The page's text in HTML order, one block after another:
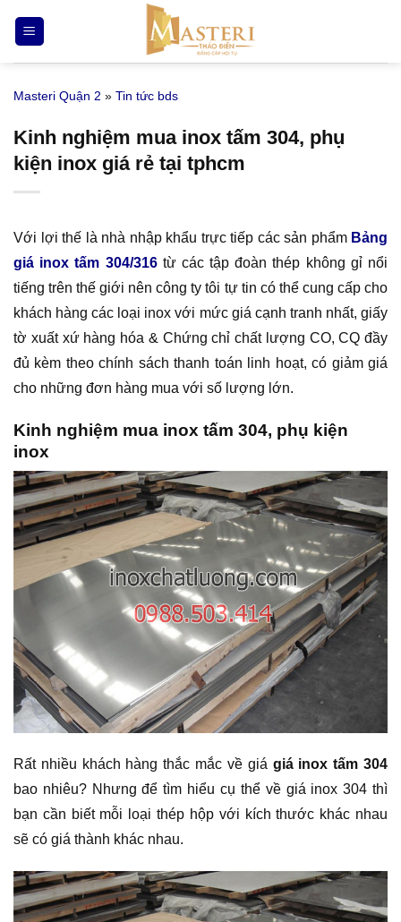
qua
nội
Masteri Quận 2 » Tin tức bds
Kinh nghiệm mua inox tấm 304, phụ
kiện inox giá rẻ tại tphcm
Với lợi thế là nhà nhập khẩu trực tiếp các sản phẩm Bảng
giá inox tấm 304/316từ các tập đoàn thép không gỉ nổi
tiếng trên thế giới nên công ty tôi tự tin có thể cung cấp cho
khách hàng các loại inox với mức giá cạnh tranh nhất, giấy
tờ xuất xứ hàng hóa & Chứng chỉ chất lượng CO, CQ đầy
đủ kèm theo chính sách thanh toán linh hoạt, có giảm giá
cho những đơn hàng mua với số lượng lớn.
Kinh nghiệm mua inox tấm 304, phụ kiện
inox
Rất nhiều khách hàng thắc mắc về giá giá inox tấm 304
bao nhiêu? Nhưng để tìm hiểu cụ thể về giá inox 304 thì
bạn cần biết mỗi loại thép hộp với kích thước khác nhau
sẽ có giá thành khác nhau.